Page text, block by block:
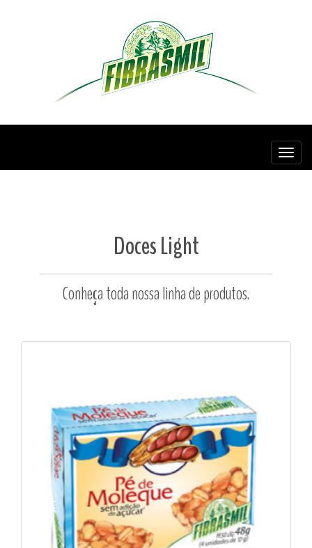
Doces Light
Conheça toda nossa linha de produtos.
Pé de Moleque Light Zero Açúcar
Ver foto Saiba mais